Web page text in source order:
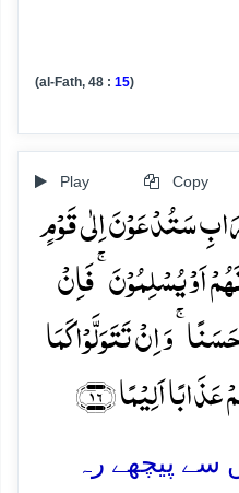
(al-Fath, 48 : 15)
Play Copy
سَتُدۡعَوۡنَ اِلٰی قَوۡمٍ
اَوۡ یُسۡلِمُوۡنَ ۚ فَاِنۡ
وَ اِنۡ تَتَوَلَّوۡا کَمَا
اَلِیۡمًا ﴿۱۶﴾
سے پیچھے رہ